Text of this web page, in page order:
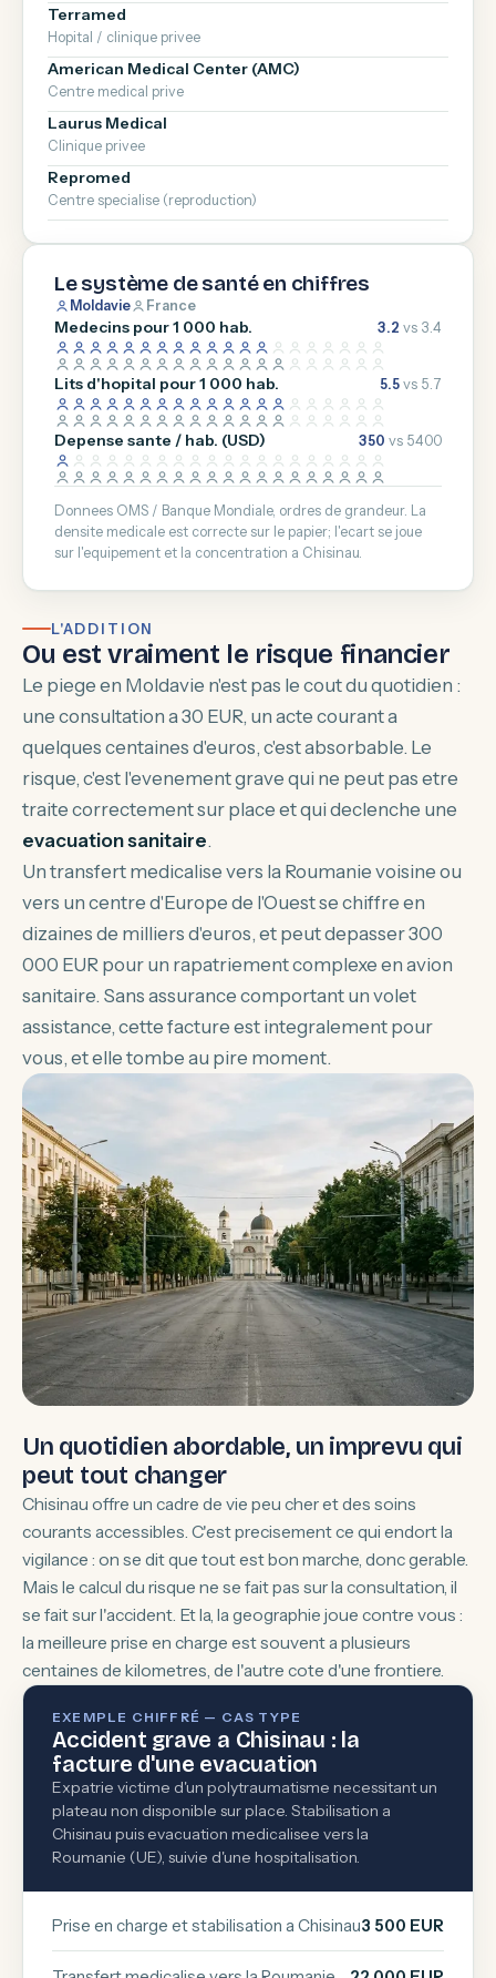
Terramed
Hopital / clinique privee
American Medical Center (AMC)
Centre medical prive
Laurus Medical
Clinique privee
Repromed
Centre specialise (reproduction)
Le système de santé en chiffres
Moldavie France
Medecins pour 1 000 hab. 3.2 vs 3.4
Lits d'hopital pour 1 000 hab. 5.5vs 5.7
Depense sante / hab. (USD) 350 vs 5400
Donnees OMS / Banque Mondiale, ordres de grandeur. La
densite medicale est correcte sur le papier; l'ecart se joue
sur l'equipement et la concentration a Chisinau.
L'ADDITION
Ou est vraiment le risque financier
Le piege en Moldavie n'est pas le cout du quotidien :
une consultation a 30 EUR, un acte courant a
quelques centaines d'euros, c'est absorbable. Le
risque, c'est l'evenement grave qui ne peut pas etre
traite correctement sur place et qui declenche une
evacuation sanitaire.
Un transfert medicalise vers la Roumanie voisine ou
vers un centre d'Europe de l'Ouest se chiffre en
dizaines de milliers d'euros, et peut depasser 300
000 EUR pour un rapatriement complexe en avion
sanitaire. Sans assurance comportant un volet
assistance, cette facture est integralement pour
vous, et elle tombe au pire moment.
Un quotidien abordable, un imprevu qui
peut tout changer
Chisinau offre un cadre de vie peu cher et des soins
courants accessibles. C'est precisement ce qui endort la
vigilance : on se dit que tout est bon marche, donc gerable.
Mais le calcul du risque ne se fait pas sur la consultation, il
se fait sur l'accident. Et la, la geographie joue contre vous :
la meilleure prise en charge est souvent a plusieurs
centaines de kilometres, de l'autre cote d'une frontiere.
EXEMPLE CHIFFRÉ — CAS TYPE
Accident grave a Chisinau : la
facture d'une evacuation
Expatrie victime d'un polytraumatisme necessitant un
plateau non disponible sur place. Stabilisation a
Chisinau puis evacuation medicalisee vers la
Roumanie (UE), suivie d'une hospitalisation.
Prise en charge et stabilisation a Chisinau3 500 EUR